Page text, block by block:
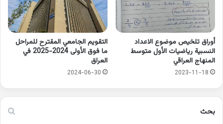
أوراق تلخيص موضوع الاعداد
النسبية رياضيات الأول متوسط
المنهاج العراقي
2023-11-18
التقويم الجامعي المقترح للمراحل
ما فوق الأولى 2024-2025 في
العراق
2024-06-30
بحث